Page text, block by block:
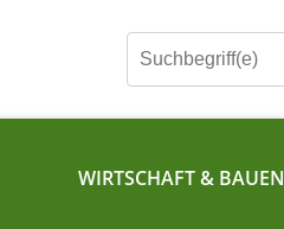
WIRTSCHAFT & BAUEN